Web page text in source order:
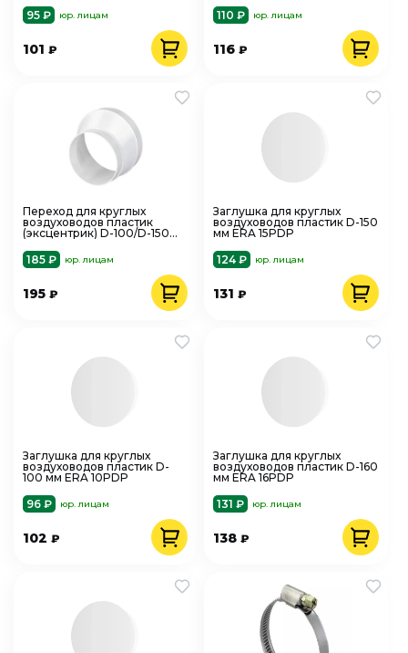
95 ₽
юр. лицам
101 ₽
110 ₽
юр. лицам
116₽
Переход для круглых
воздуховодов пластик
(эксцентрик) D-100/D-150
185 ₽
юр. лицам
195 ₽
Заглушка для круглых
воздуховодов пластик D-150
мм ERA 15PDP
124 ₽
юр. лицам
131₽
Заглушка для круглых
воздуховодов пластик D-
100 мм ERA 10PDP
96 ₽
юр. лицам
102 ₽
Заглушка для круглых
воздуховодов пластик D-160
мм ERA 16PDP
131 ₽
юр. лицам
138₽